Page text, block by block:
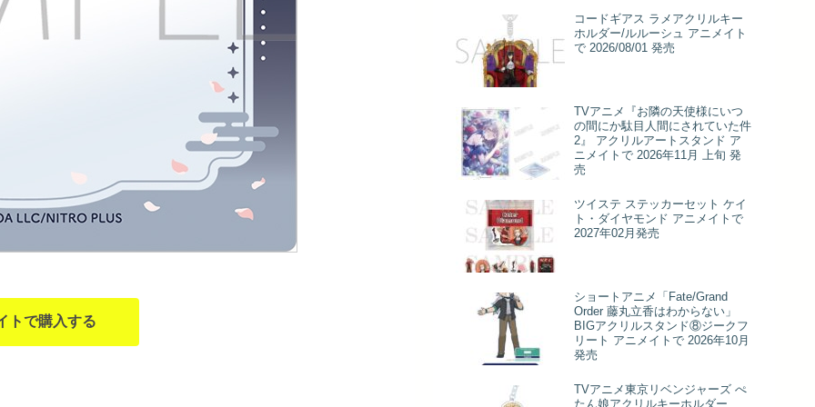
トで購入する
コードギアス ラメアクリルキー
ホルダー/ルルーシュ アニメイト
で 2026/08/01 発売
TVアニメ『お隣の天使様にいつ
の間にか駄目人間にされていた件
2』 アクリルアートスタンド ア
ニメイトで 2026年11月 上旬 発
売
ツイステ ステッカーセット ケイ
ト・ダイヤモンド アニメイトで
2027年02月発売
ショートアニメ「Fate/Grand
Order 藤丸立香はわからない」
BIGアクリルスタンド⑧ジークフ
リート アニメイトで 2026年10月
発売
TVアニメ東京リベンジャーズ ぺ
たん娘アクリルキーホルダー